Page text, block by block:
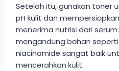
Setelah itu, gunakan toner
pH kulit dan
menerima nutrisi dari
mengandung bahan
niacinamide sangat baik
mencerahkan kulit.